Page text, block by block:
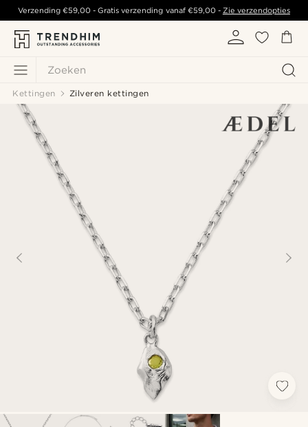
Zoeken
Verzending€59,00 - Gratis verzending vanaf €59,00- Zie verzendopties
Kettingen Zilveren kettingen